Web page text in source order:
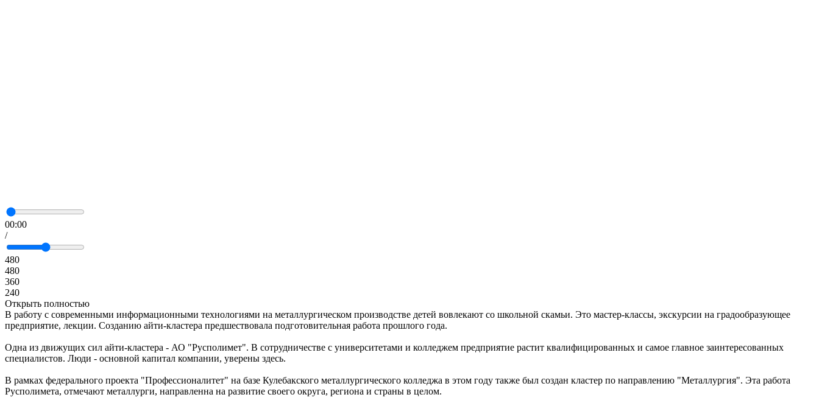
00:00
/
480
480
360
240
Открыть полностью
В работу с современными информационными технологиями на металлургическом производстве детей вовлекают со школьной скамьи. Это мастер-классы, экскурсии на градообразующее
предприятие, лекции. Созданию айти-кластера предшествовала подготовительная работа прошлого года.
Одна из движущих сил айти-кластера - АО "Русполимет". В сотрудничестве с университетами и колледжем предприятие растит квалифицированных и самое главное заинтересованных
специалистов. Люди - основной капитал компании, уверены здесь.
В рамках федерального проекта "Профессионалитет" на базе Кулебакского металлургического колледжа в этом году также был создан кластер по направлению "Металлургия". Эта работа
Русполимета, отмечают металлурги, направленна на развитие своего округа, региона и страны в целом.